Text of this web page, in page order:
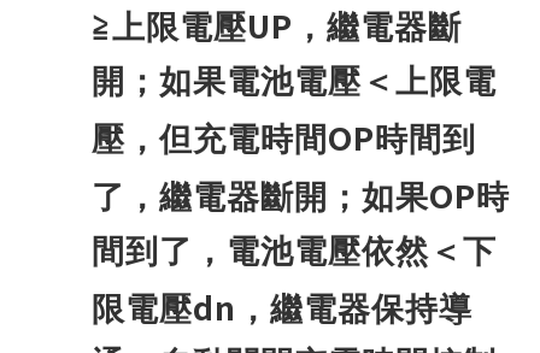
≧上限電壓UP ，繼電器斷
開；如果電池電壓＜上限電
壓，但充電時間 OP時間到
了，繼電器斷開；如果OP時
間到了，電池電壓依然＜下
限電壓dn ，繼電器保持導